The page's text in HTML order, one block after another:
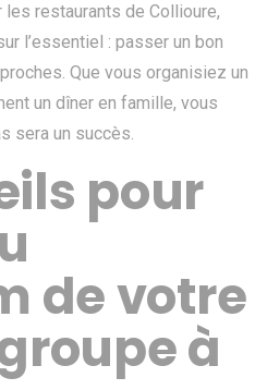
restaurants de Collioure,
l’essentiel : passer un bon
Que vous organisiez un
un dîner en famille, vous
sera un succès.
pour
de votre
à